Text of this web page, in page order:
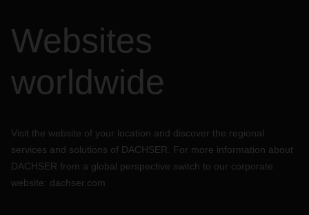
Websites
worldwide
Visit the website of your location and discover the regional
services and solutions of DACHSER. For more information about
DACHSER from a global perspective switch to our corporate
website: dachser.com